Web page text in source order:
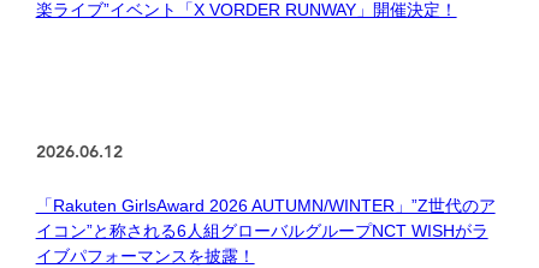
楽ライブ”イベント「X VORDER RUNWAY」開催決定！
2026.06.12
「Rakuten GirlsAward 2026 AUTUMN/WINTER」”Z世代のア
イコン”と称される6人組グローバルグループNCT WISHがラ
イブパフォーマンスを披露！